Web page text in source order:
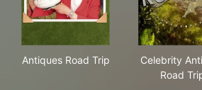
Antiques Road Trip
Celebrity
Road